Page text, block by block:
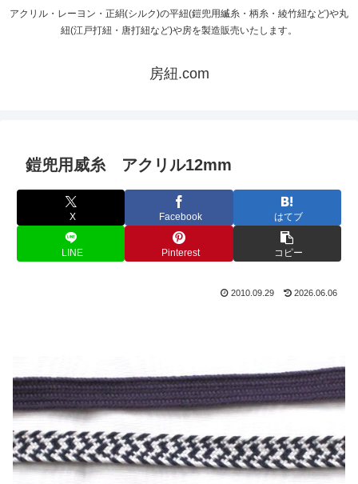
アクリル・レーヨン・正絹(シルク)の平紐(鎧兜用縅糸・柄糸・綾竹紐など)や丸
紐(江戸打紐・唐打紐など)や房を製造販売いたします。
房紐.com
鎧兜用威糸 アクリル12mm
X Facebook はてブ
LINE Pinterest コピー
2010.09.29 2026.06.06